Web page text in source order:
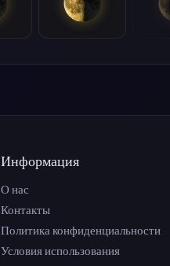
Информация
О нас
Контакты
Политика конфиденциальности
Условия использования